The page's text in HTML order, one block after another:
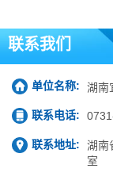
联系我们
单位名称: 湖南
联系电话:
联系地址:
湖南
室